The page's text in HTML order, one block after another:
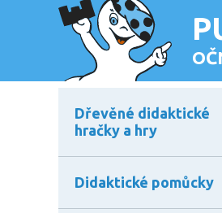
Dřevěné didaktické
hračky a hry
Didaktické pomůcky